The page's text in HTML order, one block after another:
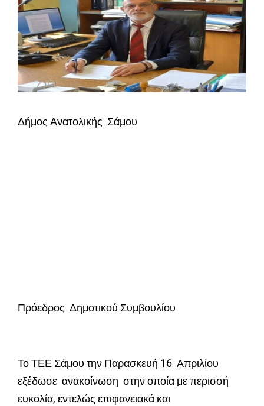
Δήμος Ανατολικής Σάμου
Πρόεδρος Δημοτικού Συμβουλίου
Το ΤΕΕ Σάμου την Παρασκευή 16 Απριλίου
εξέδωσε ανακοίνωση στην οποία με περισσή
ευκολία, εντελώς επιφανειακά και